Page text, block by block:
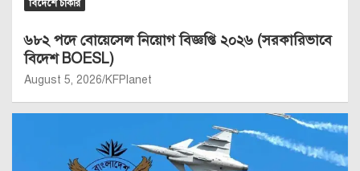
বিদেশে চাকরি
৬৮২ পদে বোয়েসেল নিয়োগ বিজ্ঞপ্তি ২০২৬ (সরকারিভাবে
বিদেশ BOESL)
August 5, 2026 KFPlanet